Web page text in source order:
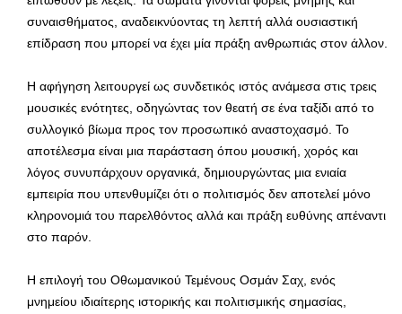
συναισθήματος, αναδεικνύοντας τη λεπτή αλλά ουσιαστική
επίδραση που μπορεί να έχει μία πράξη ανθρωπιάς στον άλλον.
Η αφήγηση λειτουργεί ως συνδετικός ιστός ανάμεσα στις τρεις
μουσικές ενότητες, οδηγώντας τον θεατή σε ένα ταξίδι από το
συλλογικό βίωμα προς τον προσωπικό αναστοχασμό. Το
αποτέλεσμα είναι μια παράσταση όπου μουσική, χορός και
λόγος συνυπάρχουν οργανικά, δημιουργώντας μια ενιαία
εμπειρία που υπενθυμίζει ότι ο πολιτισμός δεν αποτελεί μόνο
κληρονομιά του παρελθόντος αλλά και πράξη ευθύνης απέναντι
στο παρόν.
Η επιλογή του Οθωμανικού Τεμένους Οσμάν Σαχ, ενός
μνημείου ιδιαίτερης ιστορικής και πολιτισμικής σημασίας,